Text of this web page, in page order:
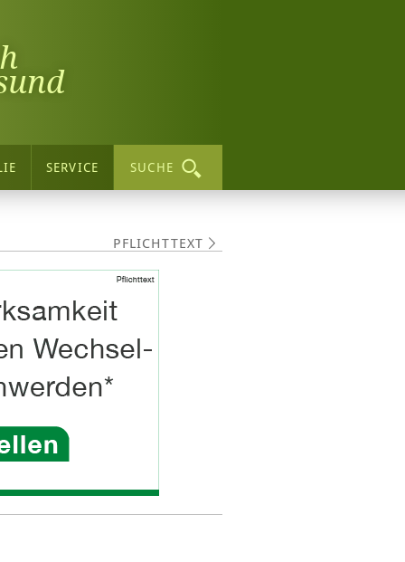
SERVICE SUCHE
PFLICHTTEXT